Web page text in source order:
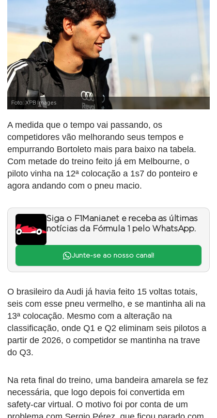
Foto: XPB Images
A medida que o tempo vai passando, os
competidores vão melhorando seus tempos e
empurrando Bortoleto mais para baixo na tabela.
Com metade do treino feito já em Melbourne, o
piloto vinha na 12ª colocação a 1s7 do ponteiro e
agora andando com o pneu macio.
Siga o F1Mania.net e receba as últimas
notícias da Fórmula 1 pelo WhatsApp.
Junte-se ao nosso canal!
O brasileiro da Audi já havia feito 15 voltas totais,
seis com esse pneu vermelho, e se mantinha ali na
13ª colocação. Mesmo com a alteração na
classificação, onde Q1 e Q2 eliminam seis pilotos a
partir de 2026, o competidor se mantinha na trave
do Q3.
Na reta final do treino, uma bandeira amarela se fez
necessária, que logo depois foi convertida em
safety-car virtual. O motivo foi por conta de um